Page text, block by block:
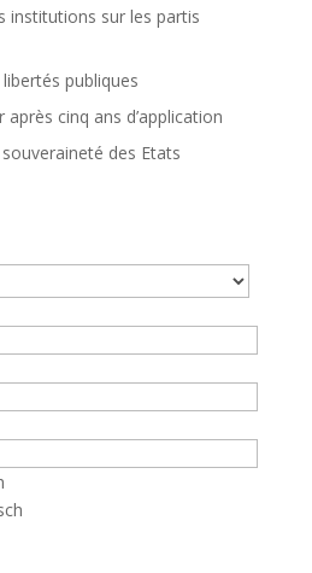
institutions sur les partis
publiques
après cinq ans d’application
souveraineté des Etats